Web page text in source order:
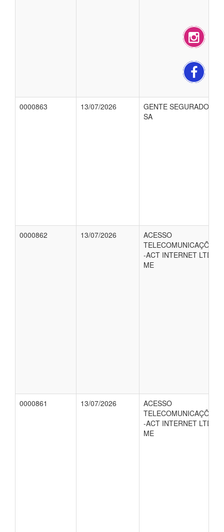
0000863 13/07/2026
GENTE SEGURADORA
SA
0000862 13/07/2026
ACESSO
TELECOMUNICAÇÕES
-ACT INTERNET LTDA-
ME
0000861 13/07/2026
ACESSO
TELECOMUNICAÇÕES
-ACT INTERNET LTDA-
ME